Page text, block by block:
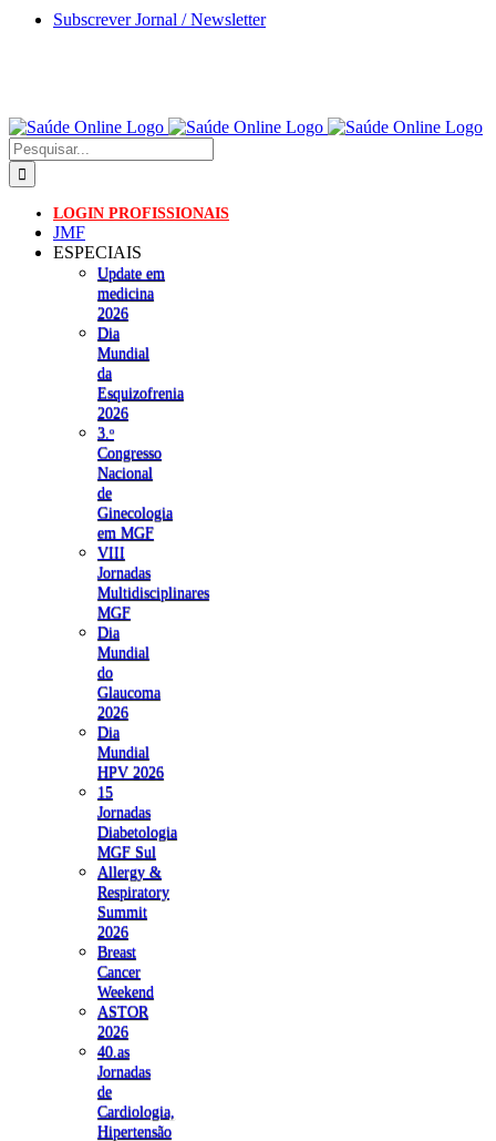
Skip
Subscrever Jornal / Newsletter
Pesquisar
LOGIN PROFISSIONAIS
JMF
ESPECIAIS
Update em
medicina
2026
Dia
Mundial
da
Esquizofrenia
2026
3.ᵒ
Congresso
Nacional
de
Ginecologia
em MGF
VIII
Jornadas
Multidisciplinares
MGF
Dia
Mundial
do
Glaucoma
2026
Dia
Mundial
HPV 2026
15
Jornadas
Diabetologia
MGF Sul
Allergy &
Respiratory
Summit
2026
Breast
Cancer
Weekend
ASTOR
2026
40.as
Jornadas
de
Cardiologia,
Hipertensão